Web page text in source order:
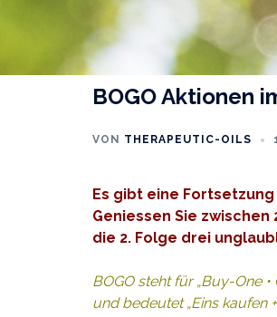
BOGO Aktionen
VON THERAPEUTIC-OILS
Es gibt eine Fortsetzung
Geniessen Sie zwischen
die 2. Folge drei
BOGO steht für „Buy-One •
und bedeutet „Eins kaufen